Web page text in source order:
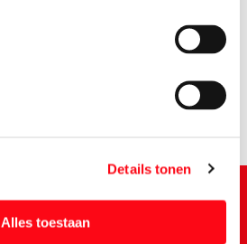
Details tonen
Alles toestaan